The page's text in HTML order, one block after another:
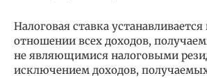
Налоговая ставка
отношении всех доходов,
не являющимися налоговыми
исключением доходов,